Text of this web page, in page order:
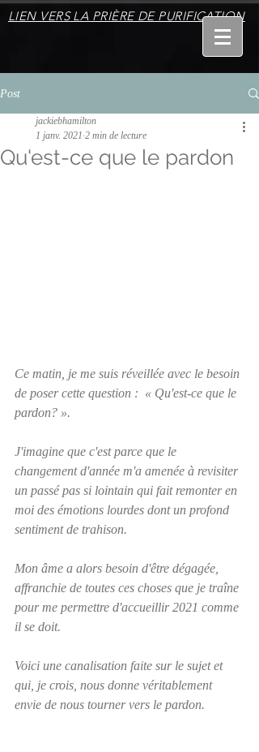
LIEN VERS LA PRIÈRE DE PURIFICATION
Post
Qu'est-ce que le pardon
jackiebhamilton
1 janv. 2021 2 min de lecture
Ce matin, je me suis réveillée avec le besoin
de poser cette question :  « Qu'est-ce que le
pardon? ».
J'imagine que c'est parce que le
changement d'année m'a amenée à revisiter
un passé pas si lointain qui fait remonter en
moi des émotions lourdes dont un profond
sentiment de trahison.
Mon âme a alors besoin d'être dégagée,
affranchie de toutes ces choses que je traîne
pour me permettre d'accueillir 2021 comme
il se doit.
Voici une canalisation faite sur le sujet et
qui, je crois, nous donne véritablement
envie de nous tourner vers le pardon.